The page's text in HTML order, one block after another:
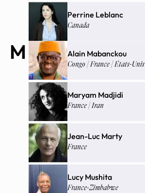
Perrine Leblanc
Canada
M Alain Mabanckou
Congo | France | États-Unis
Maryam Madjidi
France | Iran
Jean-Luc Marty
France
Lucy Mushita
France-Zimbabwe